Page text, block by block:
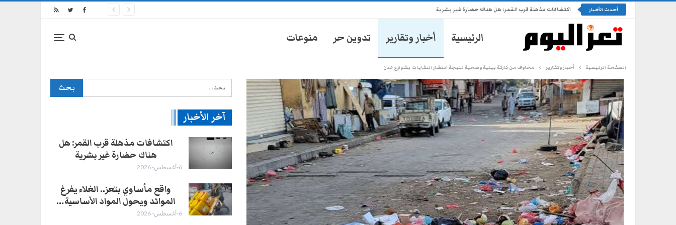
أحدث الأخبار اكتشافات مذهلة قرب القمر: هل هناك حضارة غير بشرية
الرئيسية أخبار وتقارير تدوين حر منوعات
الصفحة الرئيسية أخبار وتقارير مخاوف من كارثة بيئية وصحية نتيجة انتشار النفايات بشوارع عدن
آخر الأخبار
انتشار أمني في تعز يثير مخاوف
الأهالي من حملات تضييق جديدة
28-يوليو- 2026
موكب محافظ تعز يدهس طفلاً
ويتركه في العناية المركزة
28-يوليو- 2026
اكتشافات مذهلة قرب القمر: هل
هناك حضارة غير بشرية
6-أغسطس- 2026
واقع مأساوي بتعز.. الغلاء يفرغ
الموائد ويحول المواد الأساسية…
6-أغسطس- 2026